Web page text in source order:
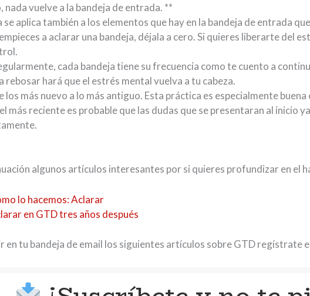
nada vuelve a la bandeja de entrada. **
se aplica también a los elementos que hay en la bandeja de entrada
a aclarar una bandeja, déjala a cero. Si quieres liberarte del
cada bandeja tiene su frecuencia como te cuento a
rebosar hará que el estrés mental vuelva a tu cabeza.
los más nuevo a lo más antiguo. Esta práctica es especialmente
más reciente es probable que las dudas que se presentaran al inicio
algunos artículos interesantes por si quieres profundizar en el
lo hacemos: Aclarar
en GTD tres años después
en tu bandeja de email los siguientes artículos sobre GTD regístrate